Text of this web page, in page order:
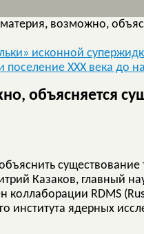
возможно,
исконной
XXX века до
объясняется
Казаков, главный
RDMS
института ядерных